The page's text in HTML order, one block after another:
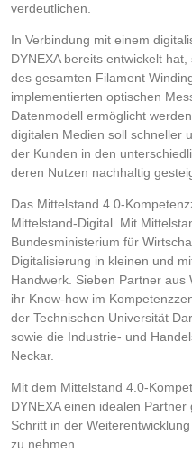
verdeutlichen.
In Verbindung mit einem
DYNEXA bereits entwickelt
des gesamten Filament
implementierten optischen
Datenmodell ermöglicht
digitalen Medien soll schneller
der Kunden in den
deren Nutzen nachhaltig
Das Mittelstand 4.0-
Mittelstand-Digital. Mit
Bundesministerium für
Digitalisierung in kleinen und
Handwerk. Sieben Partner aus
ihr Know-how im
der Technischen Universität
sowie die Industrie- und
Neckar.
Mit dem Mittelstand 4.0-
DYNEXA einen idealen
Schritt in der
zu nehmen.